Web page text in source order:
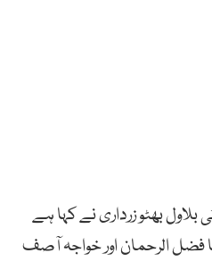
بلاول بھٹو زرداری نے کہا ہے
فضل الرحمان اور خواجہ آصف